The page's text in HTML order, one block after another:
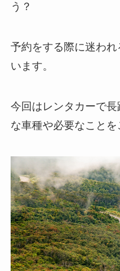
う？
予約をする際に迷わ
います。
今回はレンタカーで
な車種や必要なこと